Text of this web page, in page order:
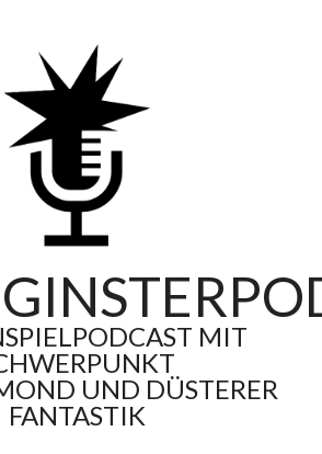
MIT
UND DÜSTERER
FANTASTIK